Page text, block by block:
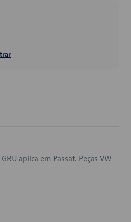
aplica em Passat. Peças VW